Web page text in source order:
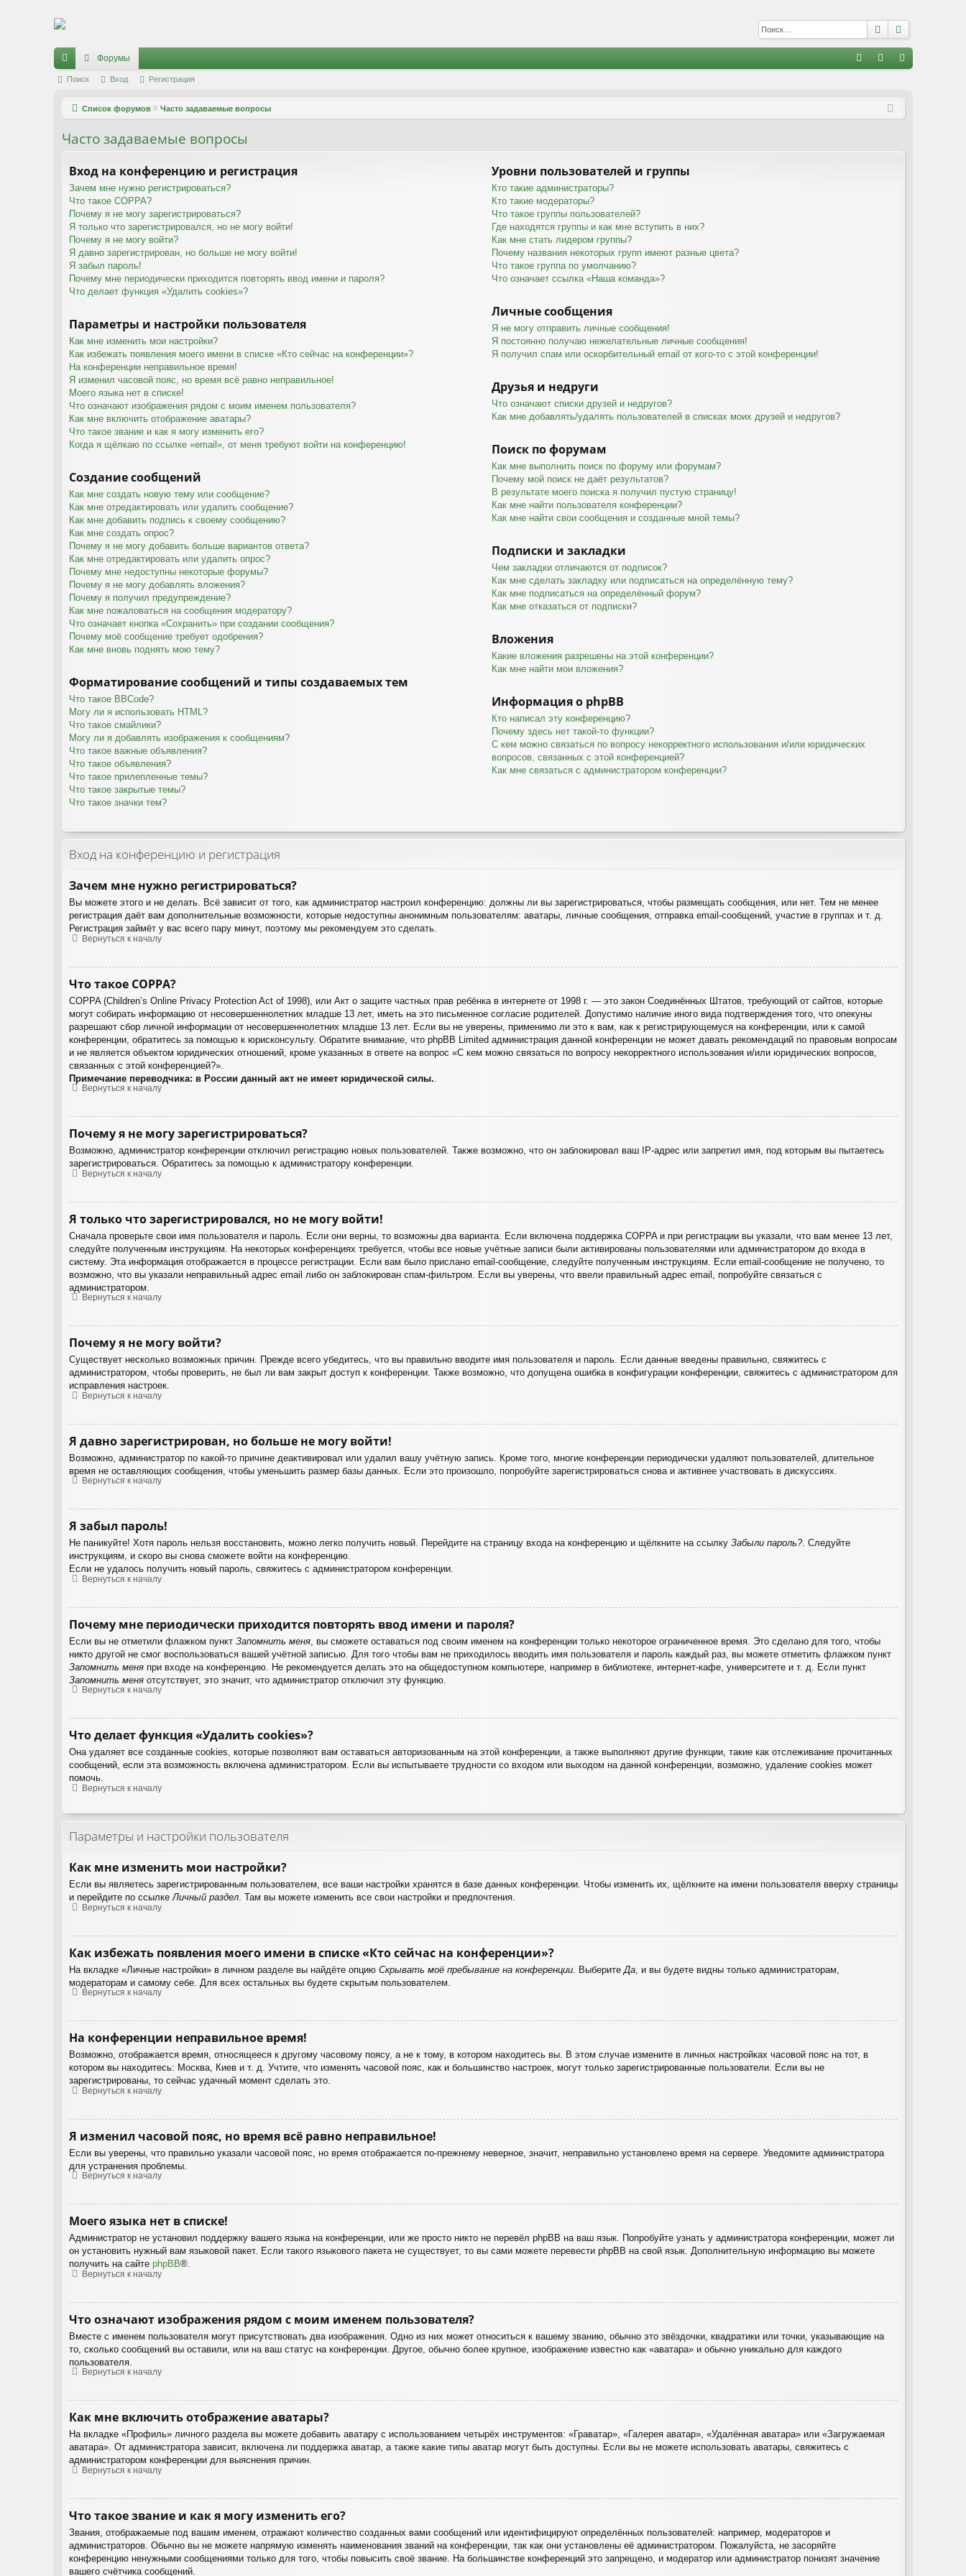
Регистрация Поиск
с
Форумы
с
Поиск Вход Регистрация
Список форумов Часто задаваемые вопросы
Часто задаваемые вопросы
Вход на конференцию и регистрация
Зачем мне нужно регистрироваться?
Что такое COPPA?
Почему я не могу зарегистрироваться?
Я только что зарегистрировался, но не могу войти!
Почему я не могу войти?
Я давно зарегистрирован, но больше не могу войти!
Я забыл пароль!
Почему мне периодически приходится повторять ввод имени и пароля?
Что делает функция «Удалить cookies»?
Параметры и настройки пользователя
Как мне изменить мои настройки?
Как избежать появления моего имени в списке «Кто сейчас на конференции»?
На конференции неправильное время!
Я изменил часовой пояс, но время всё равно неправильное!
Моего языка нет в списке!
Что означают изображения рядом с моим именем пользователя?
Как мне включить отображение аватары?
Что такое звание и как я могу изменить его?
Когда я щёлкаю по ссылке «email», от меня требуют войти на конференцию!
Создание сообщений
Как мне создать новую тему или сообщение?
Как мне отредактировать или удалить сообщение?
Как мне добавить подпись к своему сообщению?
Как мне создать опрос?
Почему я не могу добавить больше вариантов ответа?
Как мне отредактировать или удалить опрос?
Почему мне недоступны некоторые форумы?
Почему я не могу добавлять вложения?
Почему я получил предупреждение?
Как мне пожаловаться на сообщения модератору?
Что означает кнопка «Сохранить» при создании сообщения?
Почему моё сообщение требует одобрения?
Как мне вновь поднять мою тему?
Форматирование сообщений и типы создаваемых тем
Что такое BBCode?
Могу ли я использовать HTML?
Что такое смайлики?
Могу ли я добавлять изображения к сообщениям?
Что такое важные объявления?
Что такое объявления?
Что такое прилепленные темы?
Что такое закрытые темы?
Что такое значки тем?
Уровни пользователей и группы
Кто такие администраторы?
Кто такие модераторы?
Что такое группы пользователей?
Где находятся группы и как мне вступить в них?
Как мне стать лидером группы?
Почему названия некоторых групп имеют разные цвета?
Что такое группа по умолчанию?
Что означает ссылка «Наша команда»?
Личные сообщения
Я не могу отправить личные сообщения!
Я постоянно получаю нежелательные личные сообщения!
Я получил спам или оскорбительный email от кого-то с этой конференции!
Друзья и недруги
Что означают списки друзей и недругов?
Как мне добавлять/удалять пользователей в списках моих друзей и недругов?
Поиск по форумам
Как мне выполнить поиск по форуму или форумам?
Почему мой поиск не даёт результатов?
В результате моего поиска я получил пустую страницу!
Как мне найти пользователя конференции?
Как мне найти свои сообщения и созданные мной темы?
Подписки и закладки
Чем закладки отличаются от подписок?
Как мне сделать закладку или подписаться на определённую тему?
Как мне подписаться на определённый форум?
Как мне отказаться от подписки?
Вложения
Какие вложения разрешены на этой конференции?
Как мне найти мои вложения?
Информация о phpBB
Кто написал эту конференцию?
Почему здесь нет такой-то функции?
С кем можно связаться по вопросу некорректного использования и/или юридических
вопросов, связанных с этой конференцией?
Как мне связаться с администратором конференции?
Вход на конференцию и регистрация
Зачем мне нужно регистрироваться?
Вы можете этого и не делать. Всё зависит от того, как администратор настроил конференцию: должны ли вы зарегистрироваться, чтобы размещать сообщения, или нет. Тем не менее
регистрация даёт вам дополнительные возможности, которые недоступны анонимным пользователям: аватары, личные сообщения, отправка email-сообщений, участие в группах и т. д.
Регистрация займёт у вас всего пару минут, поэтому мы рекомендуем это сделать.
Вернуться к началу
Что такое COPPA?
COPPA (Children’s Online Privacy Protection Act of 1998), или Акт о защите частных прав ребёнка в интернете от 1998 г. — это закон Соединённых Штатов, требующий от сайтов, которые
могут собирать информацию от несовершеннолетних младше 13 лет, иметь на это письменное согласие родителей. Допустимо наличие иного вида подтверждения того, что опекуны
разрешают сбор личной информации от несовершеннолетних младше 13 лет. Если вы не уверены, применимо ли это к вам, как к регистрирующемуся на конференции, или к самой
конференции, обратитесь за помощью к юрисконсульту. Обратите внимание, что phpBB Limited администрация данной конференции не может давать рекомендаций по правовым вопросам
и не является объектом юридических отношений, кроме указанных в ответе на вопрос «С кем можно связаться по вопросу некорректного использования и/или юридических вопросов,
связанных с этой конференцией?».
Примечание переводчика: в России данный акт не имеет юридической силы.
Вернуться к началу
Почему я не могу зарегистрироваться?
Возможно, администратор конференции отключил регистрацию новых пользователей. Также возможно, что он заблокировал ваш IP-адрес или запретил имя, под которым вы пытаетесь
зарегистрироваться. Обратитесь за помощью к администратору конференции.
Вернуться к началу
Я только что зарегистрировался, но не могу войти!
Сначала проверьте свои имя пользователя и пароль. Если они верны, то возможны два варианта. Если включена поддержка COPPA и при регистрации вы указали, что вам менее 13 лет,
следуйте полученным инструкциям. На некоторых конференциях требуется, чтобы все новые учётные записи были активированы пользователями или администратором до входа в
систему. Эта информация отображается в процессе регистрации. Если вам было прислано email-сообщение, следуйте полученным инструкциям. Если email-сообщение не получено, то
возможно, что вы указали неправильный адрес email либо он заблокирован спам-фильтром. Если вы уверены, что ввели правильный адрес email, попробуйте связаться с
администратором.
Вернуться к началу
Почему я не могу войти?
Существует несколько возможных причин. Прежде всего убедитесь, что вы правильно вводите имя пользователя и пароль. Если данные введены правильно, свяжитесь с
администратором, чтобы проверить, не был ли вам закрыт доступ к конференции. Также возможно, что допущена ошибка в конфигурации конференции, свяжитесь с администратором для
исправления настроек.
Вернуться к началу
Я давно зарегистрирован, но больше не могу войти!
Возможно, администратор по какой-то причине деактивировал или удалил вашу учётную запись. Кроме того, многие конференции периодически удаляют пользователей, длительное
время не оставляющих сообщения, чтобы уменьшить размер базы данных. Если это произошло, попробуйте зарегистрироваться снова и активнее участвовать в дискуссиях.
Вернуться к началу
Я забыл пароль!
Не паникуйте! Хотя пароль нельзя восстановить, можно легко получить новый. Перейдите на страницу входа на конференцию и щёлкните на ссылку Забыли пароль?. Следуйте
инструкциям, и скоро вы снова сможете войти на конференцию.
Если не удалось получить новый пароль, свяжитесь с администратором конференции.
Вернуться к началу
Почему мне периодически приходится повторять ввод имени и пароля?
Если вы не отметили флажком пункт Запомнить меня, вы сможете оставаться под своим именем на конференции только некоторое ограниченное время. Это сделано для того, чтобы
никто другой не смог воспользоваться вашей учётной записью. Для того чтобы вам не приходилось вводить имя пользователя и пароль каждый раз, вы можете отметить флажком пункт
Запомнить меняпри входе на конференцию. Не рекомендуется делать это на общедоступном компьютере, например в библиотеке, интернет-кафе, университете и т. д. Если пункт
Запомнить меняотсутствует, это значит, что администратор отключил эту функцию.
Вернуться к началу
Что делает функция «Удалить cookies»?
Она удаляет все созданные cookies, которые позволяют вам оставаться авторизованным на этой конференции, а также выполняют другие функции, такие как отслеживание прочитанных
сообщений, если эта возможность включена администратором. Если вы испытываете трудности со входом или выходом на данной конференции, возможно, удаление cookies может
помочь.
Вернуться к началу
Параметры и настройки пользователя
Как мне изменить мои настройки?
Если вы являетесь зарегистрированным пользователем, все ваши настройки хранятся в базе данных конференции. Чтобы изменить их, щёлкните на имени пользователя вверху страницы
и перейдите по ссылкеЛичный раздел. Там вы можете изменить все свои настройки и предпочтения.
Вернуться к началу
Как избежать появления моего имени в списке «Кто сейчас на конференции»?
На вкладке «Личные настройки» в личном разделе вы найдёте опцию Скрывать моё пребывание на конференции. Выберите Да, и вы будете видны только администраторам,
модераторам и самому себе. Для всех остальных вы будете скрытым пользователем.
Вернуться к началу
На конференции неправильное время!
Возможно, отображается время, относящееся к другому часовому поясу, а не к тому, в котором находитесь вы. В этом случае измените в личных настройках часовой пояс на тот, в
котором вы находитесь: Москва, Киев и т. д. Учтите, что изменять часовой пояс, как и большинство настроек, могут только зарегистрированные пользователи. Если вы не
зарегистрированы, то сейчас удачный момент сделать это.
Вернуться к началу
Я изменил часовой пояс, но время всё равно неправильное!
Если вы уверены, что правильно указали часовой пояс, но время отображается по-прежнему неверное, значит, неправильно установлено время на сервере. Уведомите администратора
для устранения проблемы.
Вернуться к началу
Моего языка нет в списке!
Администратор не установил поддержку вашего языка на конференции, или же просто никто не перевёл phpBB на ваш язык. Попробуйте узнать у администратора конференции, может ли
он установить нужный вам языковой пакет. Если такого языкового пакета не существует, то вы сами можете перевести phpBB на свой язык. Дополнительную информацию вы можете
получить на сайте phpBB®.
Вернуться к началу
Что означают изображения рядом с моим именем пользователя?
Вместе с именем пользователя могут присутствовать два изображения. Одно из них может относиться к вашему званию, обычно это звёздочки, квадратики или точки, указывающие на
то, сколько сообщений вы оставили, или на ваш статус на конференции. Другое, обычно более крупное, изображение известно как «аватара» и обычно уникально для каждого
пользователя.
Вернуться к началу
Как мне включить отображение аватары?
На вкладке «Профиль» личного раздела вы можете добавить аватару с использованием четырёх инструментов: «Граватар», «Галерея аватар», «Удалённая аватара» или «Загружаемая
аватара». От администратора зависит, включена ли поддержка аватар, а также какие типы аватар могут быть доступны. Если вы не можете использовать аватары, свяжитесь с
администратором конференции для выяснения причин.
Вернуться к началу
Что такое звание и как я могу изменить его?
Звания, отображаемые под вашим именем, отражают количество созданных вами сообщений или идентифицируют определённых пользователей: например, модераторов и
администраторов. Обычно вы не можете напрямую изменять наименования званий на конференции, так как они установлены её администратором. Пожалуйста, не засоряйте
конференцию ненужными сообщениями только для того, чтобы повысить своё звание. На большинстве конференций это запрещено, и модератор или администратор понизят значение
вашего счётчика сообщений.